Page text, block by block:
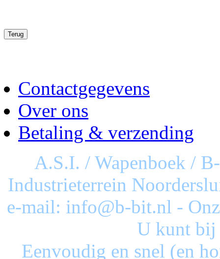
Contactgegevens
Over ons
Betaling & verzending
A.S.I. / Wapenboek /
Industrieterrein
e-mail: info@b-bit.nl -
U kunt bij
Eenvoudig en snel (en